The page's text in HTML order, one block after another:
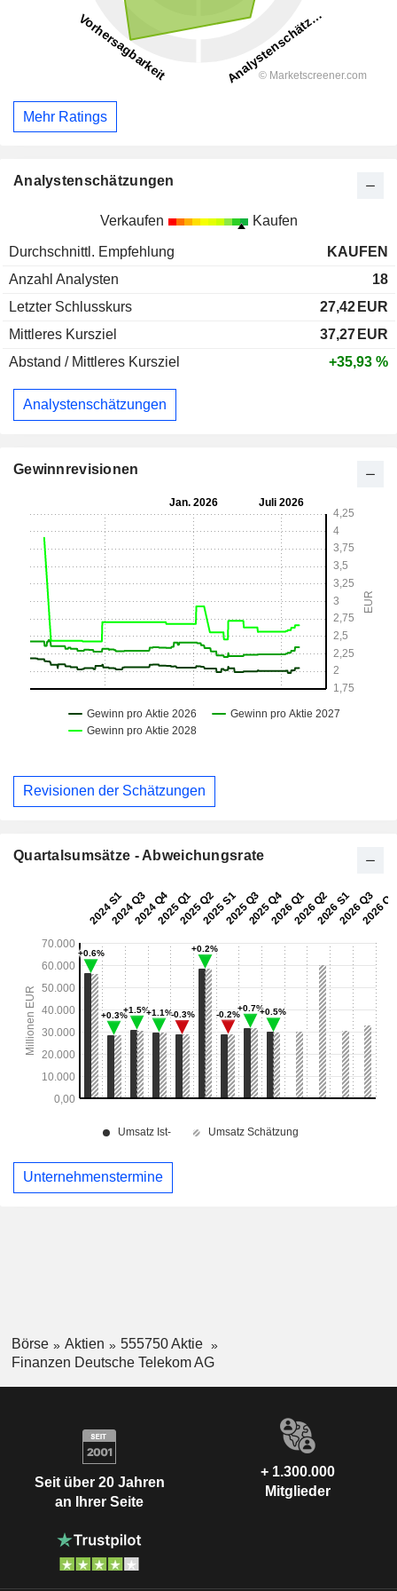
Mehr Ratings
Analystenschätzungen
Verkaufen Kaufen
Durchschnittl. Empfehlung
KAUFEN
Anzahl Analysten
18
Letzter Schlusskurs
27,42 EUR
Mittleres Kursziel
37,27 EUR
Abstand / Mittleres Kursziel
+35,93 %
Analystenschätzungen
Gewinnrevisionen
Revisionen der Schätzungen
Quartalsumsätze - Abweichungsrate
Unternehmenstermine
Börse Aktien
555750 Aktie
Finanzen Deutsche Telekom AG
Seit über 20 Jahren
an Ihrer Seite
+ 1.300.000
Mitglieder